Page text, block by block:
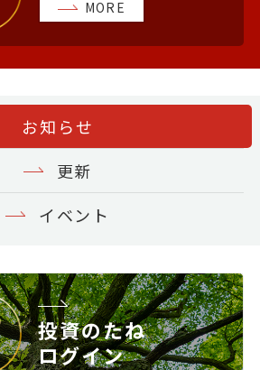
MORE
お知らせ
更新
イベント
投資のたね
ログイン